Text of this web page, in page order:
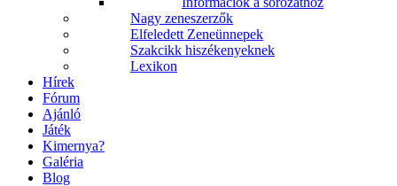
Nagy zeneszerzők
Elfeledett Zeneünnepek
Szakcikk hiszékenyeknek
Lexikon
Hírek
Fórum
Ajánló
Játék
Kimernya?
Galéria
Blog